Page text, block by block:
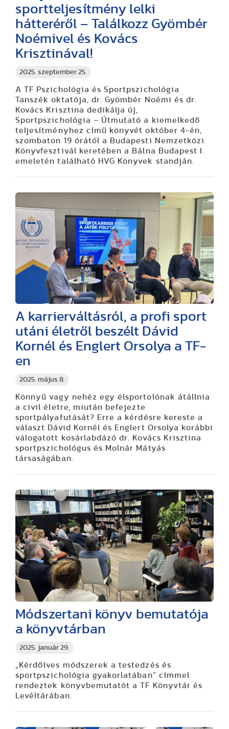
2025. szeptember 25.
sportteljesítmény lelki
hátteréről – Találkozz Gyömbér
Noémivel és Kovács
Krisztinával!
A TF Pszichológia és Sportpszichológia
Tanszék oktatója, dr. Gyömbér Noémi és dr.
Kovács Krisztina dedikálja új,
Sportpszichológia – Útmutató a kiemelkedő
teljesítményhez című könyvét október 4-én,
szombaton 19 órától a Budapesti Nemzetközi
Könyvfesztivál keretében a Bálna Budapest I.
emeletén található HVG Könyvek standján.
2025. május 8.
A karrierváltásról, a profi sport
utáni életről beszélt Dávid
Kornél és Englert Orsolya a TF-
en
Könnyű vagy nehéz egy élsportolónak átállnia
a civil életre, miután befejezte
sportpályafutását? Erre a kérdésre kereste a
választ Dávid Kornél és Englert Orsolya korábbi
válogatott kosárlabdázó dr. Kovács Krisztina
sportpszichológus és Molnár Mátyás
társaságában.
2025. január 29.
Módszertani könyv bemutatója
a könyvtárban
„Kérdőíves módszerek a testedzés és
sportpszichológia gyakorlatában” címmel
rendeztek könyvbemutatót a TF Könyvtár és
Levéltárában.